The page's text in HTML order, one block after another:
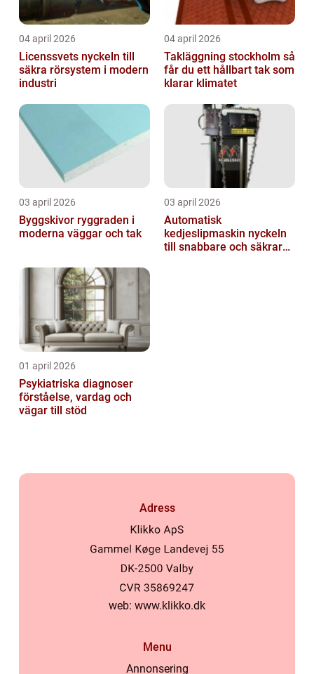
04 april 2026
Licenssvets nyckeln till
säkra rörsystem i modern
industri
04 april 2026
Takläggning stockholm så
får du ett hållbart tak som
klarar klimatet
03 april 2026
Byggskivor ryggraden i
moderna väggar och tak
03 april 2026
Automatisk
kedjeslipmaskin nyckeln
till snabbare och säkrare
01 april 2026
Psykiatriska diagnoser
förståelse, vardag och
vägar till stöd
Adress
web: www.klikko.dk
Menu
Annonsering